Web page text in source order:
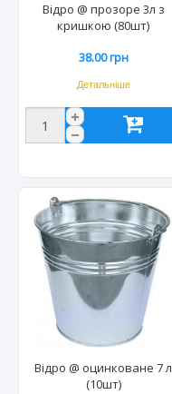
Відро @ прозоре 3л з
кришкою (80шт)
38.00 грн
Детальніше
Відро @ оцинковане 7 л
(10шт)